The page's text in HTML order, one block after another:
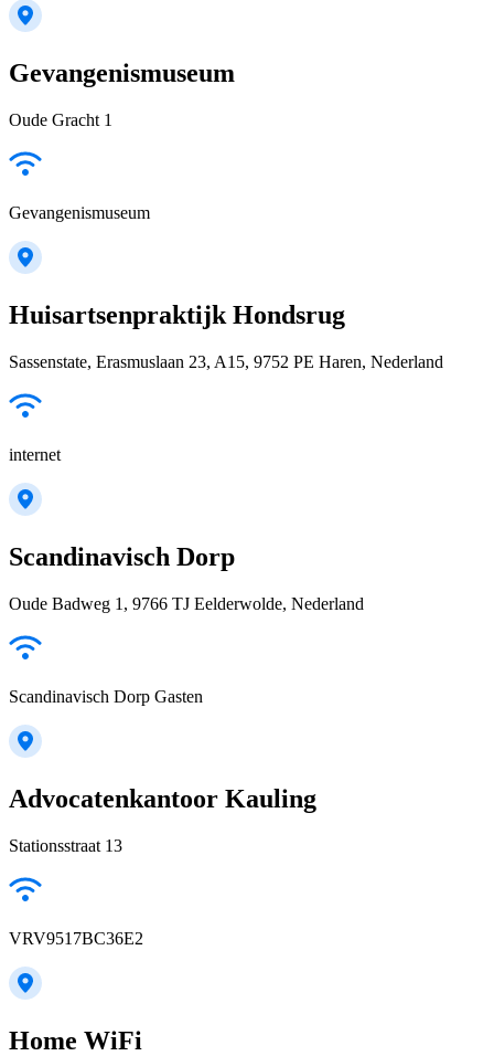
Gevangenismuseum
Oude Gracht 1
Gevangenismuseum
Huisartsenpraktijk Hondsrug
Sassenstate, Erasmuslaan 23, A15, 9752 PE Haren, Nederland
internet
Scandinavisch Dorp
Oude Badweg 1, 9766 TJ Eelderwolde, Nederland
Scandinavisch Dorp Gasten
Advocatenkantoor Kauling
Stationsstraat 13
VRV9517BC36E2
Home WiFi